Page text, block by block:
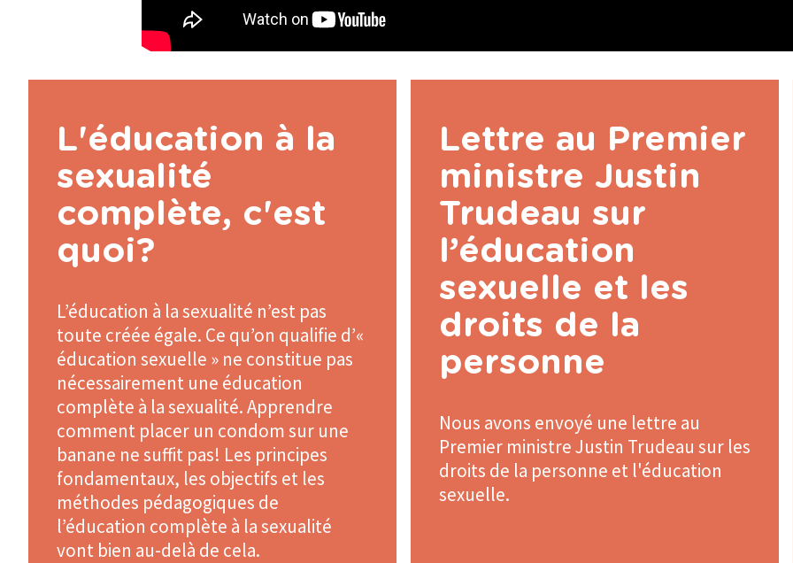
L'éducation à la
sexualité
complète, c'est
quoi?
L’éducation à la sexualité n’est pas
toute créée égale. Ce qu’on qualifie d’«
éducation sexuelle » ne constitue pas
nécessairement une éducation
complète à la sexualité. Apprendre
comment placer un condom sur une
banane ne suffit pas! Les principes
fondamentaux, les objectifs et les
méthodes pédagogiques de
l’éducation complète à la sexualité
vont bien au-delà de cela.
Lettre au Premier
ministre Justin
Trudeau sur
l’éducation
sexuelle et les
droits de la
personne
Nous avons envoyé une lettre au
Premier ministre Justin Trudeau sur les
droits de la personne et l'éducation
sexuelle.